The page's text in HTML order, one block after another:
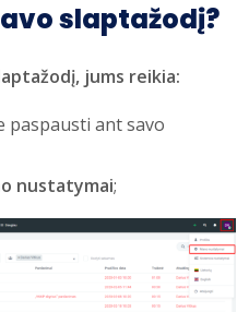
slaptažodį?
jums reikia:
paspausti ant savo
nustatymai;